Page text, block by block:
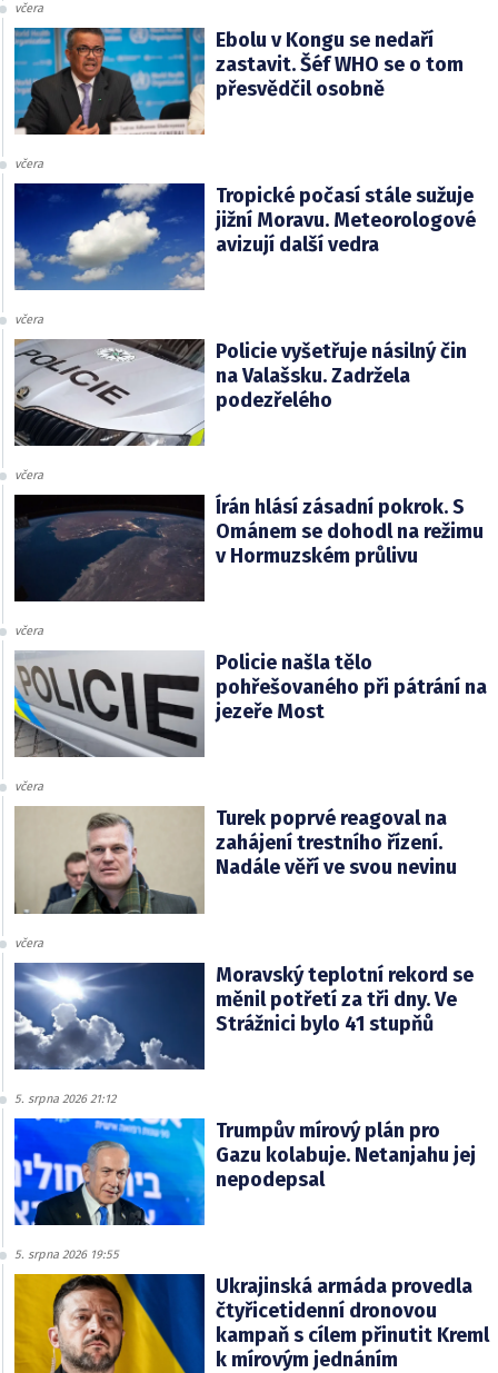
včera
Ebolu v Kongu se nedaří
zastavit. Šéf WHO se o tom
přesvědčil osobně
včera
Tropické počasí stále sužuje
jižní Moravu. Meteorologové
avizují další vedra
včera
Policie vyšetřuje násilný čin
na Valašsku. Zadržela
podezřelého
včera
Írán hlásí zásadní pokrok. S
Ománem se dohodl na režimu
v Hormuzském průlivu
včera
Policie našla tělo
pohřešovaného při pátrání na
jezeře Most
včera
Turek poprvé reagoval na
zahájení trestního řízení.
Nadále věří ve svou nevinu
včera
Moravský teplotní rekord se
měnil potřetí za tři dny. Ve
Strážnici bylo 41 stupňů
5. srpna 2026 21:12
Trumpův mírový plán pro
Gazu kolabuje. Netanjahu jej
nepodepsal
5. srpna 2026 19:55
Ukrajinská armáda provedla
čtyřicetidenní dronovou
kampaň s cílem přinutit Kreml
k mírovým jednáním